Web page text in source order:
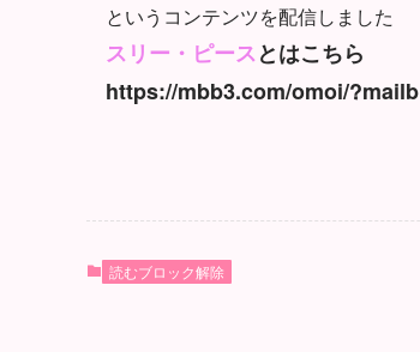
というコンテンツを配信しました
スリー・ピースとはこちら
https://mbb3.com/omoi/?mailb
読むブロック解除